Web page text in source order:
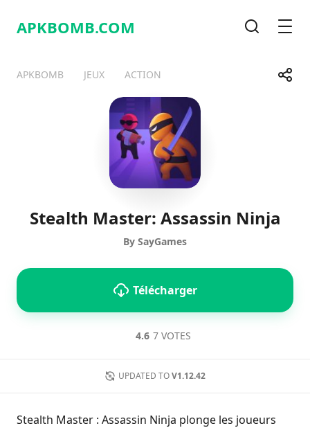
APKBOMB.COM
APKBOMB JEUX ACTION
TelegramFacebook
Stealth Master: Assassin Ninja
By SayGames
Télécharger
4.6 7 VOTES
UPDATED TO V1.12.42
Stealth Master : Assassin Ninja plonge les joueurs